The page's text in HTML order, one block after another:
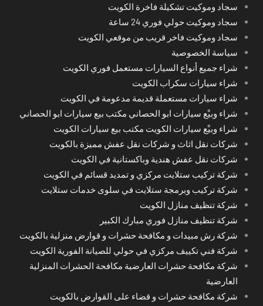
سجاد وموكيت تشكيلة فاخرة الكويت
سجاد وموكيت حولي فوري 24 ساعة
سجاد وموكيت فاخر قريب من موقعي الكويت
سياسة الخصوصية
شراء جميع أنواع السيارات مستعمل فوري الكويت
شراء سيارات سكراب الكويت
شراء سيارات مستعملة قديمة مدعومة في الكويت
شراء وبيْع سيارات ابو الحصاني مكتب بيع سيارات ابو الحصاني
شراء وبيْع سيارات الكويت مكتب بيع سيارات الكويت
شركات نقل اثاث و شركات نقل عفش مميزة بالكويت
شركات نقل عفش هندية وباكستانية في الكويت
شركة تركيب ستلايت مركزي و تمديد قسائم في الكويت
شركة تركيب وبرمجة ستلايت في سلوى خدمات ستلايت
شركة تنظيف منازل الكويت
شركة تنظيف منازل فوري مبارك الكبير
شركة رش مبيدات و مكافحة حشرات و قوارض منزلية بالكويت
شركة فني تكييف مركزي في حولي للصيانة الفورية الكويت
شركة مكافحة حشرات العارضية مكافحة الحشرات المنزلية
العارضية
شركة مكافحة حشرات و قضاء على القوارض بالكويت